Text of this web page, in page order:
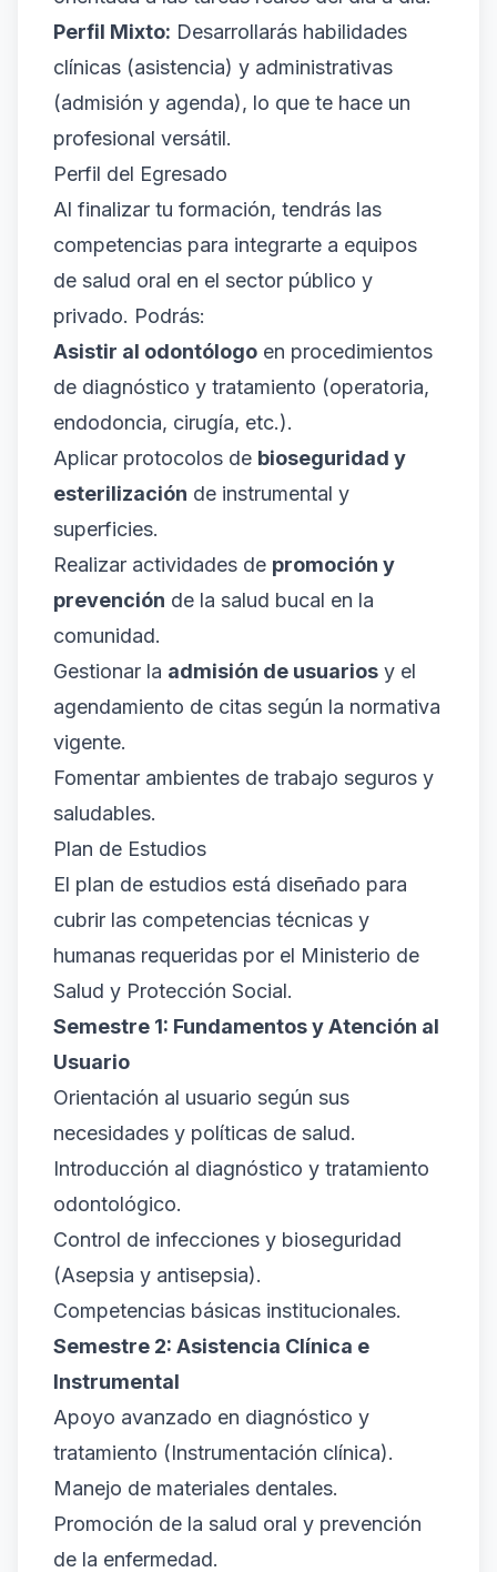
Perfil Mixto: Desarrollarás habilidades
clínicas (asistencia) y administrativas
(admisión y agenda), lo que te hace un
profesional versátil.
Perfil del Egresado
Al finalizar tu formación, tendrás las
competencias para integrarte a equipos
de salud oral en el sector público y
privado. Podrás:
Asistir al odontólogo en procedimientos
de diagnóstico y tratamiento (operatoria,
endodoncia, cirugía, etc.).
Aplicar protocolos de bioseguridad y
esterilización de instrumental y
superficies.
Realizar actividades de promoción y
prevención de la salud bucal en la
comunidad.
Gestionar la admisión de usuarios y el
agendamiento de citas según la normativa
vigente.
Fomentar ambientes de trabajo seguros y
saludables.
Plan de Estudios
El plan de estudios está diseñado para
cubrir las competencias técnicas y
humanas requeridas por el Ministerio de
Salud y Protección Social.
Semestre 1: Fundamentos y Atención al
Usuario
Orientación al usuario según sus
necesidades y políticas de salud.
Introducción al diagnóstico y tratamiento
odontológico.
Control de infecciones y bioseguridad
(Asepsia y antisepsia).
Competencias básicas institucionales.
Semestre 2: Asistencia Clínica e
Instrumental
Apoyo avanzado en diagnóstico y
tratamiento (Instrumentación clínica).
Manejo de materiales dentales.
Promoción de la salud oral y prevención
de la enfermedad.